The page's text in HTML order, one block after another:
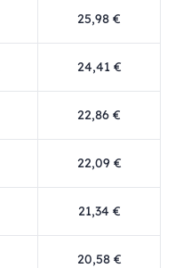
25,98 €
24,41 €
22,86 €
22,09 €
21,34 €
20,58 €